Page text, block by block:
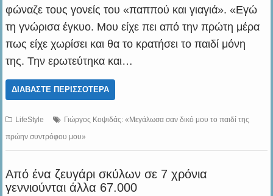
φώναζε τους γονείς του «παππού και γιαγιά». «Εγώ
τη γνώρισα έγκυο. Μου είχε πει από την πρώτη μέρα
πως είχε χωρίσει και θα το κρατήσει το παιδί μόνη
της. Την ερωτεύτηκα και…
ΔΙΑΒΆΣΤΕ ΠΕΡΙΣΣΌΤΕΡΑ
LifeStyle
Γιώργος Κοψιδάς: «Μεγάλωσα σαν δικό μου το παιδί της
πρώην συντρόφου μου»
Από ένα ζευγάρι σκύλων σε 7 χρόνια
γεννιούνται άλλα 67.000